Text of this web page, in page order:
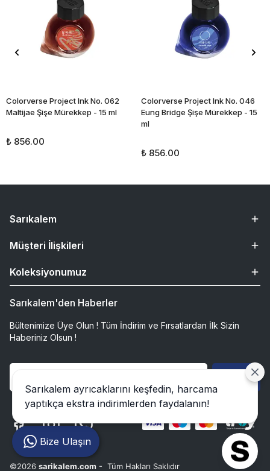
Colorverse Project Ink No. 062
Maltijae Şişe Mürekkep - 15 ml
₺ 856.00
Colorverse Project Ink No. 046
Eung Bridge Şişe Mürekkep - 15
ml
₺ 856.00
Sarıkalem
Müşteri İlişkileri
Koleksiyonumuz
Sarıkalem'den Haberler
Bültenimize Üye Olun ! Tüm İndirim ve Fırsatlardan İlk Sizin
Haberiniz Olsun !
Gönder
©2026 sarikalem.com - Tüm Hakları Saklıdır
Bize Ulaşın
Sarıkalem ayrıcaklarını keşfedin, harcama
yaptıkça ekstra indirimlerden faydalanın!